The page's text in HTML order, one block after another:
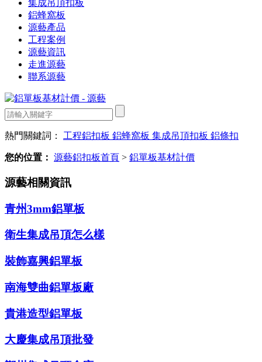
集成吊頂扣板
鋁蜂窩板
源藝產品
工程案例
源藝資訊
走進源藝
聯系源藝
熱門關鍵詞： 工程鋁扣板 鋁蜂窩板 集成吊頂扣板 鋁條扣
您的位置： 源藝鋁扣板首頁 > 鋁單板基材計價
源藝相關資訊
青州3mm鋁單板
衛生集成吊頂怎么樣
裝飾嘉興鋁單板
南海雙曲鋁單板廠
貴港造型鋁單板
大慶集成吊頂批發